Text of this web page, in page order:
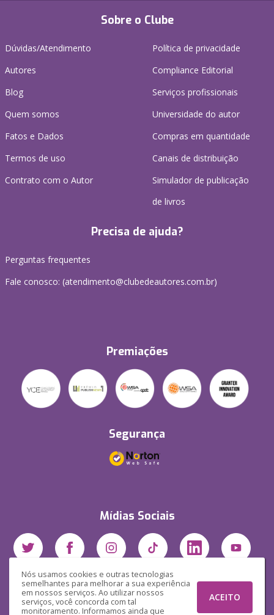
Nós usamos cookies e outras tecnologias
semelhantes para melhorar a sua experiência
em nossos serviços. Ao utilizar nossos
serviços, você concorda com tal
monitoramento. Informamos ainda que
ACEITO
Sobre o Clube
Dúvidas/Atendimento
Autores
Blog
Quem somos
Fatos e Dados
Termos de uso
Contrato com o Autor
Política de privacidade
Compliance Editorial
Serviços profissionais
Universidade do autor
Compras em quantidade
Canais de distribuição
Simulador de publicação
de livros
Precisa de ajuda?
Perguntas frequentes
Fale conosco: (atendimento@clubedeautores.com.br)
Premiações
Segurança
Mídias Sociais